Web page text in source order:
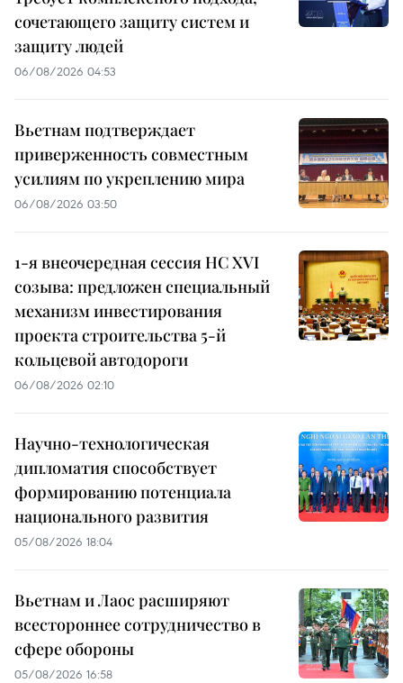
сочетающего защиту систем и
защиту людей
06/08/2026 04:53
Вьетнам подтверждает
приверженность совместным
усилиям по укреплению мира
06/08/2026 03:50
1-я внеочередная сессия НС XVI
созыва: предложен специальный
механизм инвестирования
проекта строительства 5-й
кольцевой автодороги
06/08/2026 02:10
Научно-технологическая
дипломатия способствует
формированию потенциала
национального развития
05/08/2026 18:04
Вьетнам и Лаос расширяют
всестороннее сотрудничество в
сфере обороны
05/08/2026 16:58